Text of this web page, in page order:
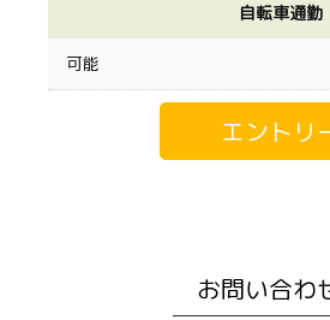
自転車通勤
可能
お問い合わ